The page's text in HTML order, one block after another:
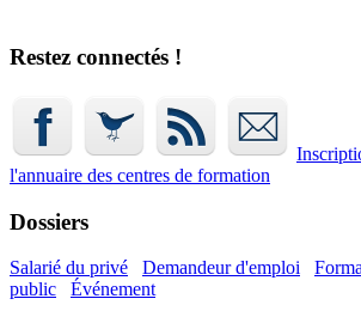
Restez connectés !
l'annuaire des centres de formation
Dossiers
Salarié du privé Demandeur d'emploi
public
Événement